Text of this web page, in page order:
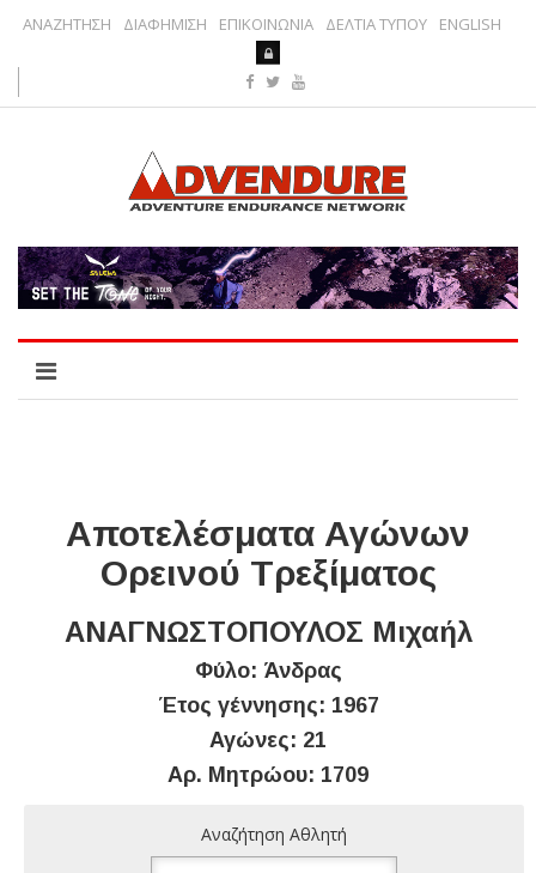
ΑΝΑΖΗΤΗΣΗ ΔΙΑΦΗΜΙΣΗ ΕΠΙΚΟΙΝΩΝΙΑ ΔΕΛΤΙΑ ΤΥΠΟΥ ENGLISH
Αποτελέσματα Αγώνων
Ορεινού Τρεξίματος
ΑΝΑΓΝΩΣΤΟΠΟΥΛΟΣ Μιχαήλ
Φύλο: Άνδρας
Έτος γέννησης: 1967
Αγώνες: 21
Αρ. Μητρώου: 1709
Αναζήτηση Αθλητή